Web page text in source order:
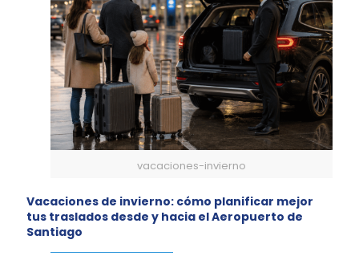
vacaciones-invierno
Vacaciones de invierno: cómo planificar mejor
tus traslados desde y hacia el Aeropuerto de
Santiago